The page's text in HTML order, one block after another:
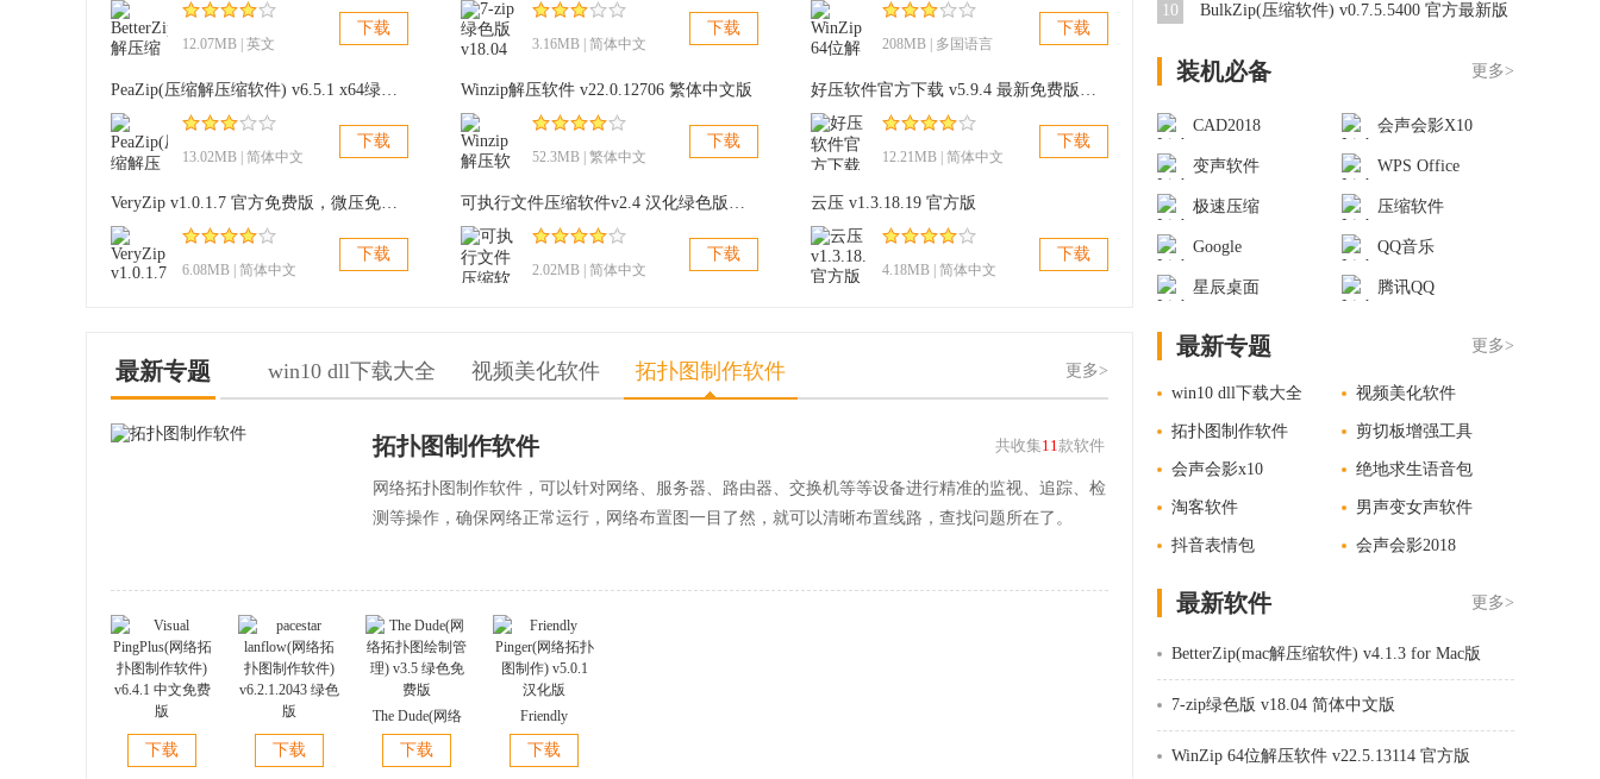
12.07MB | 英文
下载
3.16MB | 简体中文
下载
208MB | 多国语言
下载
PeaZip(压缩解压缩软件) v6.5.1 x64绿色版
13.02MB | 简体中文
下载
Winzip解压软件 v22.0.12706 繁体中文版
52.3MB | 繁体中文
下载
好压软件官方下载 v5.9.4 最新免费版，2345好压HaoZip软件
12.21MB | 简体中文
下载
VeryZip v1.0.1.7 官方免费版，微压免费解压缩软件
6.08MB | 简体中文
下载
可执行文件压缩软件v2.4 汉化绿色版，Free UPX稳定解压缩
2.02MB | 简体中文
下载
云压 v1.3.18.19 官方版
4.18MB | 简体中文
下载
最新专题 win10 dll下载大全 视频美化软件 拓扑图制作软件 更多>
共收集11款软件
拓扑图制作软件
网络拓扑图制作软件，可以针对网络、服务器、路由器、交换机等等设备进行精准的监视、追踪、检
测等操作，确保网络正常运行，网络布置图一目了然，就可以清晰布置线路，查找问题所在了。
Visual
PingPlus(网络拓
下载
pacestar
lanflow(网络拓
下载
The Dude(网络
拓扑图绘制管
理) v3.5 绿色免
下载
Friendly
Pinger(网络拓扑
图制作) v5.0.1
下载
10 BulkZip(压缩软件) v0.7.5.5400 官方最新版
装机必备 更多>
CAD2018 会声会影X10
变声软件 WPS Office
极速压缩 压缩软件
Google QQ音乐
星辰桌面 腾讯QQ
最新专题 更多>
win10 dll下载大全 视频美化软件
拓扑图制作软件 剪切板增强工具
会声会影x10 绝地求生语音包
淘客软件 男声变女声软件
抖音表情包 会声会影2018
最新软件 更多>
BetterZip(mac解压缩软件) v4.1.3 for Mac版
7-zip绿色版 v18.04 简体中文版
WinZip 64位解压软件 v22.5.13114 官方版